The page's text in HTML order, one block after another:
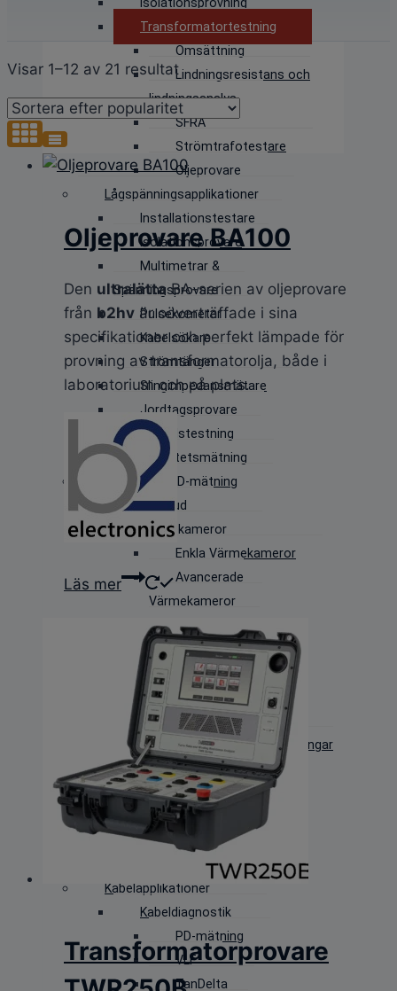
Transformatortestning
Omsättning
Lindningsresistans och
lindningsanalys
SFRA
Strömtrafotestare
Oljeprovare
Lågspänningsapplikationer
Installationstestare
Isolationsprovare
Multimetrar &
Spänningsprovare
Pulsekometer
Kabelsökare
Strömtänger
Slingimpedansmätare
Jordtagsprovare
Solcellstestning
Elkvalitetsmätning
Kameror & PD-mätning
Ultraljud
Värmekameror
Enkla Värmekameror
Avancerade
Värmekameror
Professionella
värmekameror
PD-mätning
IR-Kameror
Ultraljudskameror
Handhållna PD utrustningar
(TeV+Ultraljud)
Laboratorie, Högspänning &
Daggpunkt
Daggpunktskalibrering
Kalibering av instrument
Kabelapplikationer
Kabeldiagnostik
PD-mätning
VLF
TanDelta
Visar 1–12 av 21 resultatSortera
efter
popularitet
Oljeprovare BA100
Den ultralättaBA-serien av oljeprovare
från b2hv är oöverträffade i sina
specifikationer och perfekt lämpade för
provning av transformatorolja, både i
laboratorium och på plats.
Läs mer
Transformatorprovare